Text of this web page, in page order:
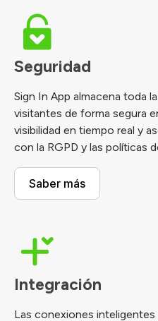
Seguridad
Sign In App almacena toda
visitantes de forma segura
visibilidad en tiempo real y
con la RGPD y las políticas
Saber más
Integración
Las conexiones